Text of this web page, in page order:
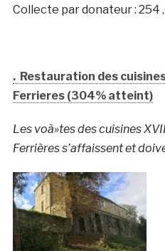
Collecte par donateur : 254
. Restauration des
Ferrieres (304% atteint)
Les voà»tes des cuisines
Ferrières s’affaissent et